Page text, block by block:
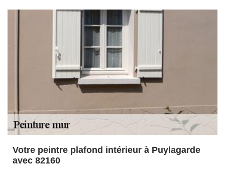
Votre peintre plafond intérieur à Puylagarde
avec 82160